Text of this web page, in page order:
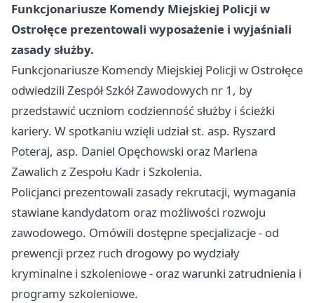
Funkcjonariusze Komendy Miejskiej Policji w
Ostrołęce prezentowali wyposażenie i wyjaśniali
zasady służby.
Funkcjonariusze Komendy Miejskiej Policji w Ostrołęce
odwiedzili Zespół Szkół Zawodowych nr 1, by
przedstawić uczniom codzienność służby i ścieżki
kariery. W spotkaniu wzięli udział st. asp. Ryszard
Poteraj, asp. Daniel Opęchowski oraz Marlena
Zawalich z Zespołu Kadr i Szkolenia.
Policjanci prezentowali zasady rekrutacji, wymagania
stawiane kandydatom oraz możliwości rozwoju
zawodowego. Omówili dostępne specjalizacje - od
prewencji przez ruch drogowy po wydziały
kryminalne i szkoleniowe - oraz warunki zatrudnienia i
programy szkoleniowe.